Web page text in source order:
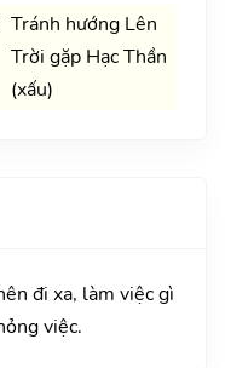
Tránh hướng Lên
Trời gặp Hạc Thần
(xấu)
đi xa, làm việc gì
việc.